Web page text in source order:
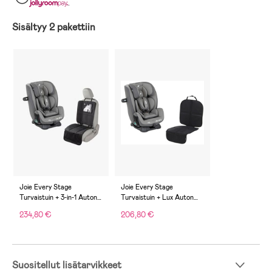
.
Sisältyy 2 pakettiin
Joie Every Stage
Turvaistuin + 3-in-1 Auton
234,80 €
Joie Every Stage
Turvaistuin + Lux Auton
206,80 €
Suositellut lisätarvikkeet